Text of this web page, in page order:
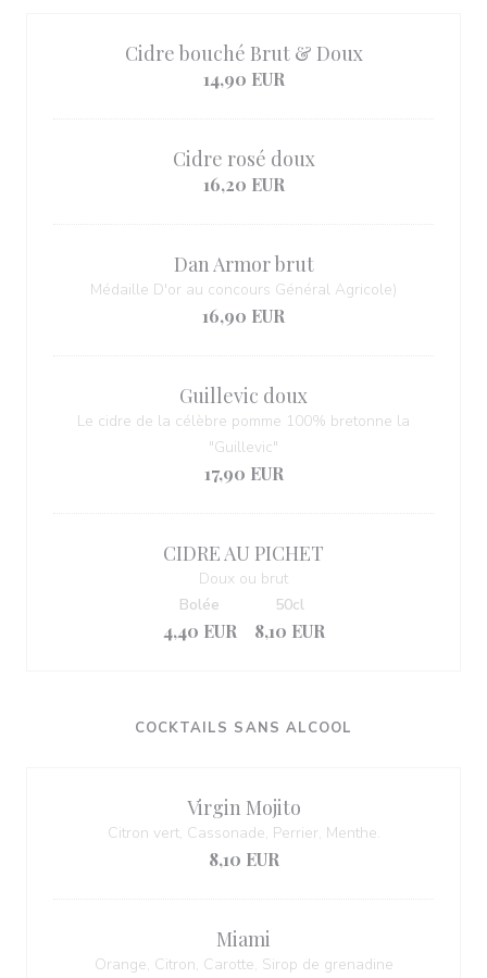
Cidre bouché Brut & Doux
14,90 EUR
Cidre rosé doux
16,20 EUR
Dan Armor brut
Médaille D'or au concours Général Agricole)
16,90 EUR
Guillevic doux
Le cidre de la célèbre pomme 100% bretonne la
"Guillevic"
17,90 EUR
CIDRE AU PICHET
Doux ou brut
4,40 EUR
Bolée
8,10 EUR
50cl
COCKTAILS SANS ALCOOL
Virgin Mojito
Citron vert, Cassonade, Perrier, Menthe.
8,10 EUR
Miami
Orange, Citron, Carotte, Sirop de grenadine